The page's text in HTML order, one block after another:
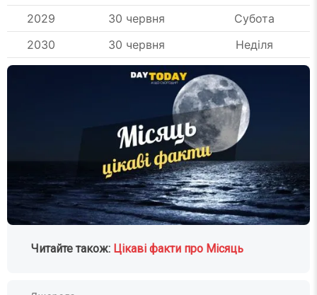
2029
30 червня
Субота
2030
30 червня Неділя
Читайте також: Цікаві факти про Місяць